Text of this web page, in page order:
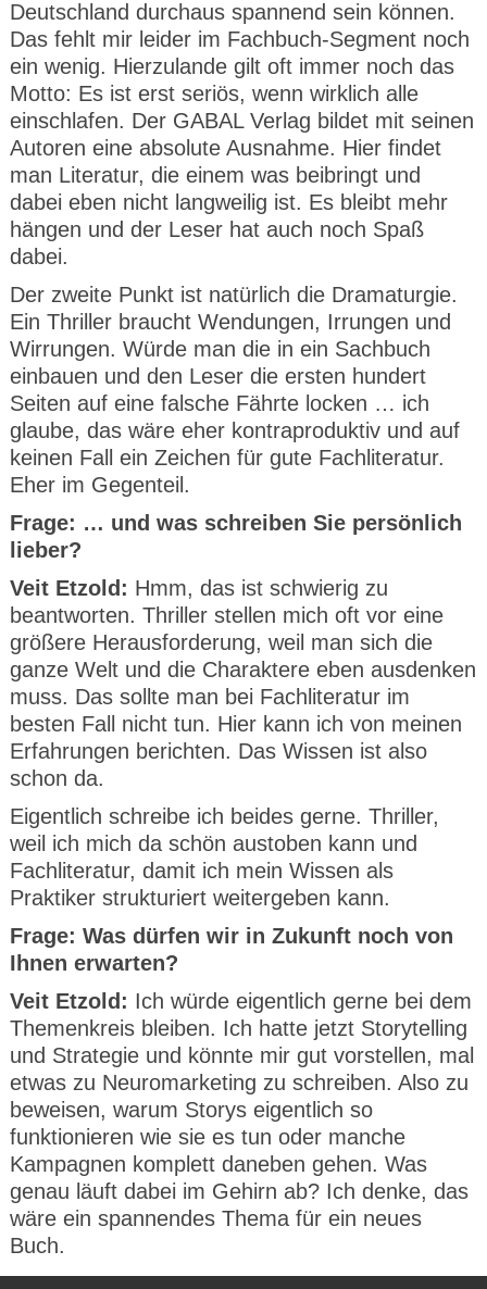
Deutschland durchaus spannend sein können.
Das fehlt mir leider im Fachbuch-Segment noch
ein wenig. Hierzulande gilt oft immer noch das
Motto: Es ist erst seriös, wenn wirklich alle
einschlafen. Der GABAL Verlag bildet mit seinen
Autoren eine absolute Ausnahme. Hier findet
man Literatur, die einem was beibringt und
dabei eben nicht langweilig ist. Es bleibt mehr
hängen und der Leser hat auch noch Spaß
dabei.
Der zweite Punkt ist natürlich die Dramaturgie.
Ein Thriller braucht Wendungen, Irrungen und
Wirrungen. Würde man die in ein Sachbuch
einbauen und den Leser die ersten hundert
Seiten auf eine falsche Fährte locken … ich
glaube, das wäre eher kontraproduktiv und auf
keinen Fall ein Zeichen für gute Fachliteratur.
Eher im Gegenteil.
Frage: … und was schreiben Sie persönlich
lieber?
Veit Etzold: Hmm, das ist schwierig zu
beantworten. Thriller stellen mich oft vor eine
größere Herausforderung, weil man sich die
ganze Welt und die Charaktere eben ausdenken
muss. Das sollte man bei Fachliteratur im
besten Fall nicht tun. Hier kann ich von meinen
Erfahrungen berichten. Das Wissen ist also
schon da.
Eigentlich schreibe ich beides gerne. Thriller,
weil ich mich da schön austoben kann und
Fachliteratur, damit ich mein Wissen als
Praktiker strukturiert weitergeben kann.
Frage: Was dürfen wir in Zukunft noch von
Ihnen erwarten?
Veit Etzold: Ich würde eigentlich gerne bei dem
Themenkreis bleiben. Ich hatte jetzt Storytelling
und Strategie und könnte mir gut vorstellen, mal
etwas zu Neuromarketing zu schreiben. Also zu
beweisen, warum Storys eigentlich so
funktionieren wie sie es tun oder manche
Kampagnen komplett daneben gehen. Was
genau läuft dabei im Gehirn ab? Ich denke, das
wäre ein spannendes Thema für ein neues
Buch.